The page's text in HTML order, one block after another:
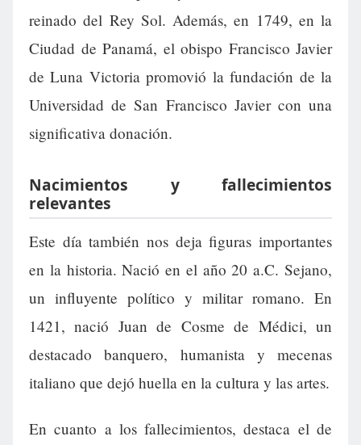
reinado del Rey Sol. Además, en 1749, en la
Ciudad de Panamá, el obispo Francisco Javier
de Luna Victoria promovió la fundación de la
Universidad de San Francisco Javier con una
significativa donación.
Nacimientos y fallecimientos
relevantes
Este día también nos deja figuras importantes
en la historia. Nació en el año 20 a.C. Sejano,
un influyente político y militar romano. En
1421, nació Juan de Cosme de Médici, un
destacado banquero, humanista y mecenas
italiano que dejó huella en la cultura y las artes.
En cuanto a los fallecimientos, destaca el de